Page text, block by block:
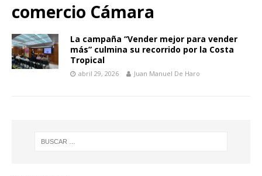
comercio Cámara
La campaña “Vender mejor para vender
más” culmina su recorrido por la Costa
Tropical
abril 29, 2026 Juan Manuel De Haro